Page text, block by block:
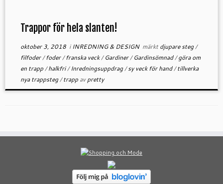
Trappor för hela slanten!
oktober 3, 2018i INREDNING & DESIGN märktdjupare steg/
filfoder/foder/franska veck/Gardiner/Gardinsömnad/göra om
en trapp/halkfri/Inredningsuppdrag/sy veck för hand/tillverka
nya trappsteg/trapp avpretty